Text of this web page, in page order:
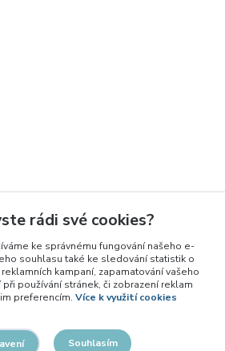
rádi své cookies?
ke správnému fungování našeho e-
souhlasu také ke sledování statistik o
kampaní, zapamatování vašeho
používání stránek, či zobrazení reklam
preferencím. Více k využití cookies
Souhlasím